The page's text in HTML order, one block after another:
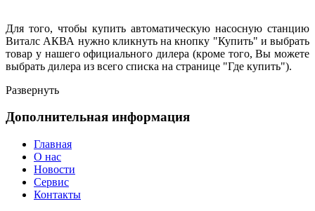
Для того, чтобы купить автоматическую насосную станцию
Виталс АКВА нужно кликнуть на кнопку "Купить" и выбрать
товар у нашего официального дилера (кроме того, Вы можете
выбрать дилера из всего списка на странице "Где купить").
Развернуть
Дополнительная информация
Главная
О нас
Новости
Сервис
Контакты